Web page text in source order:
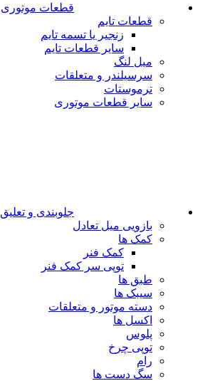
قطعات موتوری
قطعات تایم
زنجیر یا تسمه تایم
سایر قطعات تایم
میل لنگ
سرسیلندر و متعلقات
ترموستات
سایر قطعات موتوری
جلوبندی و تعلیق
بازویی میل تعادل
کمک ها
کمک فنر
توپی سر کمک فنر
طبق ها
سیبک ها
دسته موتور و متعلقات
اکسل ها
پلوس
توپی چرخ
رام
سگ دست ها